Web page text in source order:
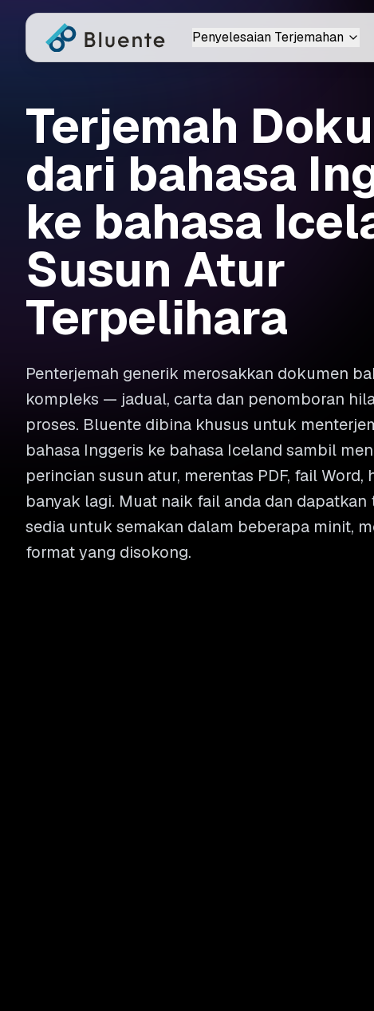
Penyelesaian Terjemahan
Terjemah
dari bahasa
ke bahasa
Susun Atur
Terpelihara
Penterjemah generik merosakkan dokumen
kompleks — jadual, carta dan penomboran
proses. Bluente dibina khusus untuk
bahasa Inggeris ke bahasa Iceland sambil
perincian susun atur, merentas PDF, fail Word,
banyak lagi. Muat naik fail anda dan dapatkan
sedia untuk semakan dalam beberapa minit,
format yang disokong.